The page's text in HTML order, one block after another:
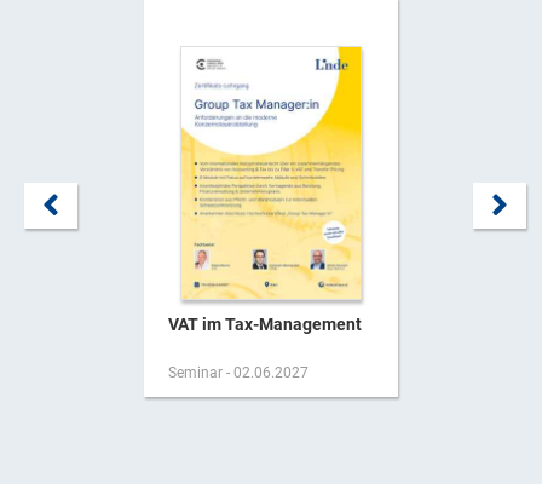
VAT im Tax-Management
Seminar - 02.06.2027